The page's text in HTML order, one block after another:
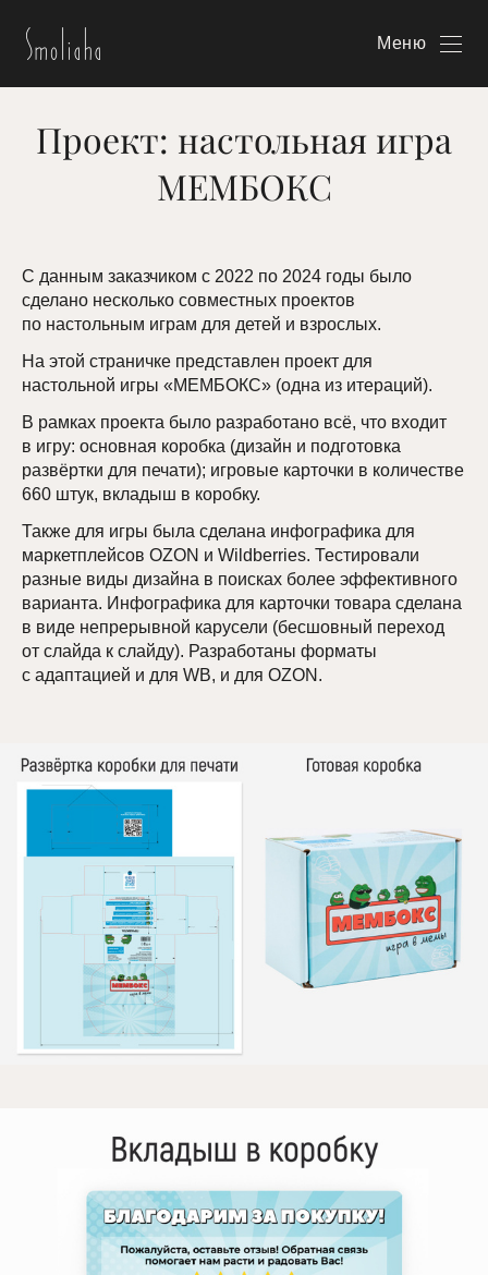
Меню
Проект: настольная игра
МЕМБОКС
С данным заказчиком с 2022 по 2024 годы было
сделано несколько совместных проектов
по настольным играм для детей и взрослых.
На этой страничке представлен проект для
настольной игры «МЕМБОКС» (одна из итераций).
В рамках проекта было разработано всё, что входит
в игру: основная коробка (дизайн и подготовка
развёртки для печати); игровые карточки в количестве
660 штук, вкладыш в коробку.
Также для игры была сделана инфографика для
маркетплейсов OZON и Wildberries. Тестировали
разные виды дизайна в поисках более эффективного
варианта. Инфографика для карточки товара сделана
в виде непрерывной карусели (бесшовный переход
от слайда к слайду). Разработаны форматы
с адаптацией и для WB, и для OZON.